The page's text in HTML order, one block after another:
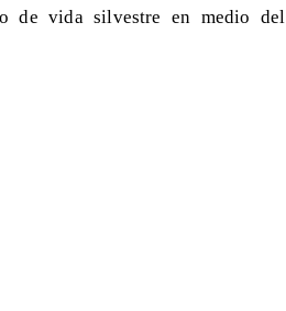
de vida silvestre en medio del